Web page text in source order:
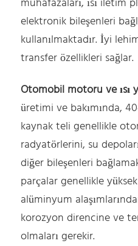
elektronik bileşenleri
kullanılmaktadır. İyi
transfer özellikleri sağlar.
Otomobil motoru ve ısı
üretimi ve bakımında,
kaynak teli genellikle
radyatörlerini, su
diğer bileşenleri
parçalar genellikle
alüminyum
korozyon direncine ve
olmaları gerekir.